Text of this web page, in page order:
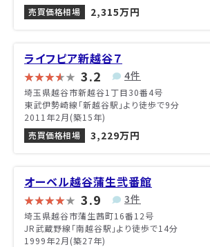
売買価格相場
2,315万円
ライフピア新越谷７
3.2 4件
埼玉県越谷市新越谷1丁目30番4号
東武伊勢崎線「新越谷駅」より徒歩で9分
2011年2月(築15年)
売買価格相場
3,229万円
オーベル越谷蒲生弐番館
3.9 3件
埼玉県越谷市蒲生茜町16番12号
JR武蔵野線「南越谷駅」より徒歩で14分
1999年2月(築27年)